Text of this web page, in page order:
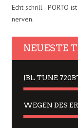
Echt schrill - PORTO
nerven.
NEUESTE